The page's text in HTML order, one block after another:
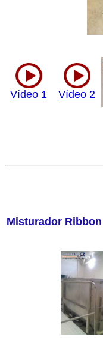
Vídeo 1 Vídeo 2
Misturador